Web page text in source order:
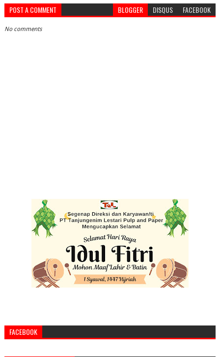
POST A COMMENT BLOGGER DISQUS FACEBOOK
No comments
FACEBOOK